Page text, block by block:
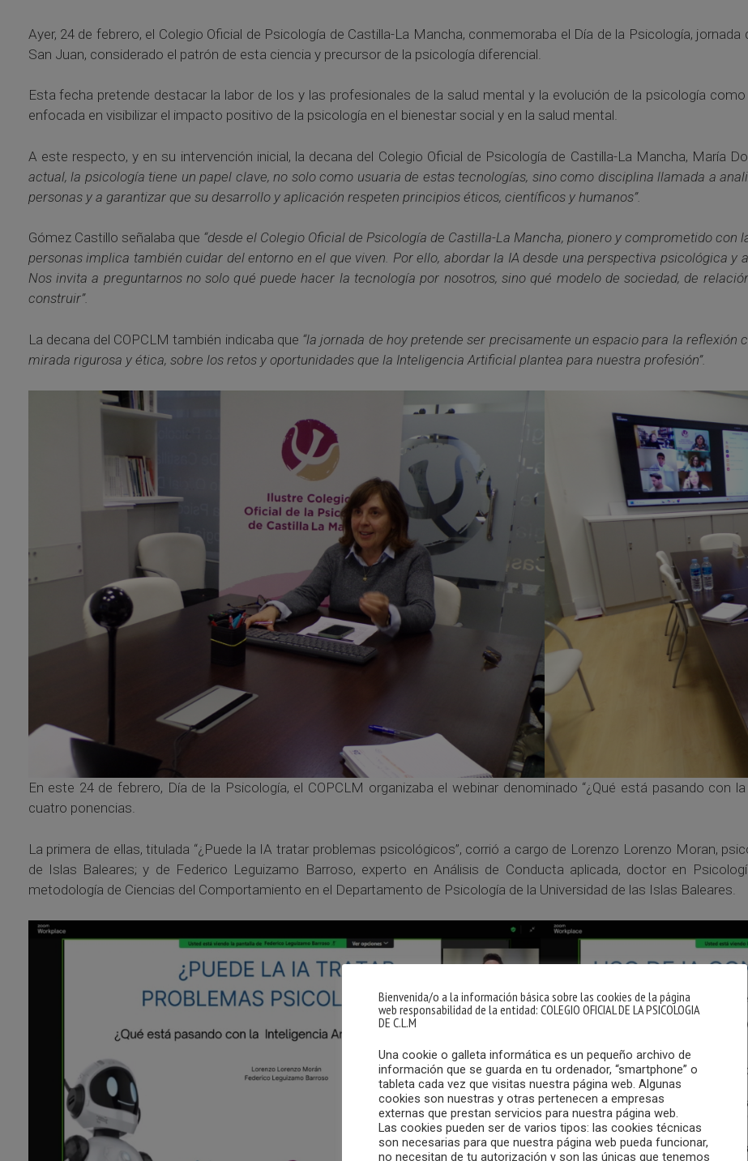
Ayer, 24 de febrero, el Colegio Oficial de Psicología de Castilla-La Mancha, conmemoraba el Día de la Psicología,
San Juan, considerado el patrón de esta ciencia y precursor de la psicología diferencial.
Esta fecha pretende destacar la labor de los y las profesionales de la salud mental y la evolución de la psicología
enfocada en visibilizar el impacto positivo de la psicología en el bienestar social y en la salud mental.
A este respecto, y en su intervención inicial, la decana del Colegio Oficial de Psicología de Castilla-La Mancha, María
actual, la psicología tiene un papel clave, no solo como usuaria de estas tecnologías, sino como disciplina llamada a
personas y a garantizar que su desarrollo y aplicación respeten principios éticos, científicos y humanos”.
Gómez Castillo señalaba que “desde el Colegio Oficial de Psicología de Castilla-La Mancha, pionero y comprometido
personas implica también cuidar del entorno en el que viven. Por ello, abordar la IA desde una perspectiva psicológica y
Nos invita a preguntarnos no solo qué puede hacer la tecnología por nosotros, sino qué modelo de sociedad, de
construir”.
La decana del COPCLM también indicaba que “la jornada de hoy pretende ser precisamente un espacio para la
mirada rigurosa y ética, sobre los retos y oportunidades que la Inteligencia Artificial plantea para nuestra profesión”.
En este 24 de febrero, Día de la Psicología, el COPCLM organizaba el webinar denominado “¿Qué está pasando con
cuatro ponencias.
La primera de ellas, titulada “¿Puede la IA tratar problemas psicológicos”, corrió a cargo de Lorenzo Lorenzo Moran,
de Islas Baleares; y de Federico Leguizamo Barroso, experto en Análisis de Conducta aplicada, doctor en
metodología de Ciencias del Comportamiento en el Departamento de Psicología de la Universidad de las Islas Baleares.
Bienvenida/o a la información básica sobre las cookies de la página
web responsabilidad de la entidad: COLEGIO OFICIAL DE LA PSICOLOGIA
DE C.L.M
Una cookie o galleta informática es un pequeño archivo de
información que se guarda en tu ordenador, “smartphone” o
tableta cada vez que visitas nuestra página web. Algunas
cookies son nuestras y otras pertenecen a empresas
externas que prestan servicios para nuestra página web.
Las cookies pueden ser de varios tipos: las cookies técnicas
son necesarias para que nuestra página web pueda funcionar,
no necesitan de tu autorización y son las únicas que tenemos